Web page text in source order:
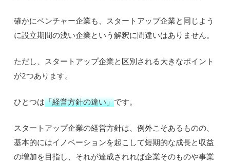
確かにベンチャー企業も、スタートアップ企業と同じよう
に設立期間の浅い企業という解釈に間違いはありません。
ただし、スタートアップ企業と区別される大きなポイント
が2つあります。
ひとつは「経営方針の違い」です。
スタートアップ企業の経営方針は、例外こそあるものの、
基本的にはイノベーションを起こして短期的な成長と収益
の増加を目指し、それが達成されれば企業そのものや事業